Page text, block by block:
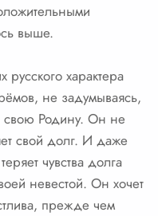
выше.
характера
не задумываясь,
свою Родину. Он не
свой долг. И даже
чувства долга
невестой. Он хочет
прежде чем